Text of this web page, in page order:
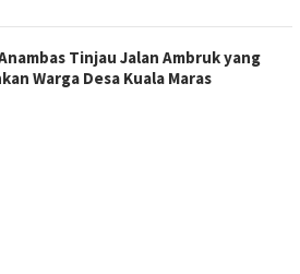
Tinjau Jalan Ambruk yang
Warga Desa Kuala Maras